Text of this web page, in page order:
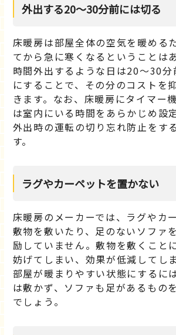
外出する20〜30分前には切る
床暖房は部屋全体の空気を暖める
てから急に寒くなるということは
時間外出するような日は20～30分
にすることで、その分のコストを
きます。なお、床暖房にタイマー
は室内にいる時間をあらかじめ設
外出時の運転の切り忘れ防止をす
す。
ラグやカーペットを置かない
床暖房のメーカーでは、ラグやカ
敷物を敷いたり、足のないソファ
励していません。敷物を敷くこと
妨げてしまい、効果が低減してし
部屋が暖まりやすい状態にするに
は敷かず、ソファも足があるもの
でしょう。